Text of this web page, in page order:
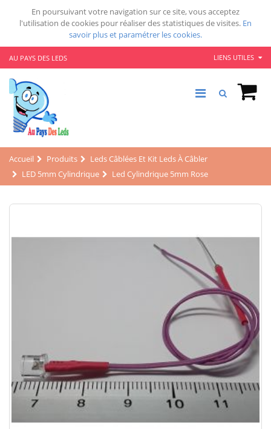
En poursuivant votre navigation sur ce site, vous acceptez
l'utilisation de cookies pour réaliser des statistiques de visites. En
savoir plus et paramétrer les cookies.
AU PAYS DES LEDS LIENS UTILES
Accueil Produits
Leds Câblées Et Kit Leds À Câbler
LED 5mm Cylindrique
Led Cylindrique 5mm Rose